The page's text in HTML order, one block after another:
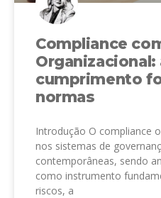
Compliance
Organizacional:
cumprimento
normas
Introdução O compliance
nos sistemas de
contemporâneas, sendo
como instrumento
riscos, a